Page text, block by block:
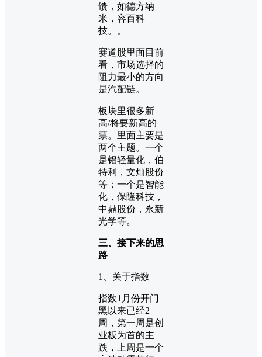
馈，如德方纳
米，容百科
技。。
赛道股里面目前
看，市场选择的
阻力最小的方向
是汽配链。
板块里很多新
高/将要新高的
票。里面主要是
两个主题。一个
是铝轻量化，伯
特利，文灿股份
等；一个是智能
化，保隆科技，
中鼎股份，永新
光学等。
三、接下来的思
路
1、关于指数
指数1月份开门
黑以来已经2
周，第一周是创
业板为首的主
跌，上周是一个